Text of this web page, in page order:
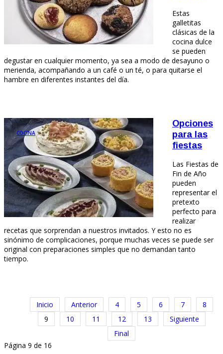
Estas
galletitas
clásicas de la
cocina dulce
se pueden
degustar en cualquier momento, ya sea a modo de desayuno o
merienda, acompañando a un café o un té, o para quitarse el
hambre en diferentes instantes del día.
COCINA
Opciones
para las
fiestas
Las Fiestas de
Fin de Año
pueden
representar el
pretexto
perfecto para
realizar
recetas que sorprendan a nuestros invitados. Y esto no es
sinónimo de complicaciones, porque muchas veces se puede ser
original con preparaciones simples que no demandan tanto
tiempo.
Inicio Anterior 4 5 6 7
8
9
10 11 12 13
Siguiente
Final
Página 9 de 16